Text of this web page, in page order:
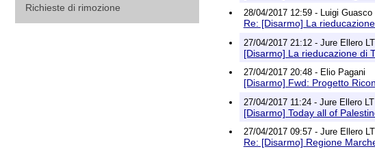
Richieste di rimozione 28/04/2017 12:59 - Luigi Guasco
Re: [Disarmo] La
27/04/2017 21:12 - Jure Ellero LT
[Disarmo] La rieducazione di
27/04/2017 20:48 - Elio Pagani
[Disarmo] Fwd: Progetto
27/04/2017 11:24 - Jure Ellero LT
[Disarmo] Today all of
27/04/2017 09:57 - Jure Ellero LT
Re: [Disarmo] Regione